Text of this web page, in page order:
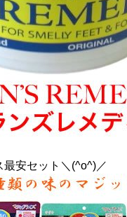
最安セット＼(^o^)／